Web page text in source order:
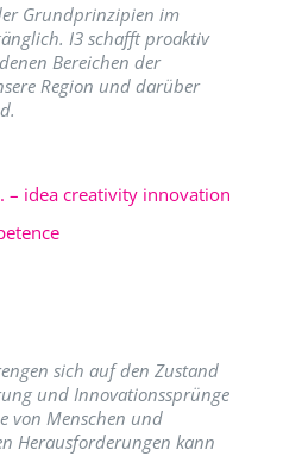
Grundprinzipien im
I3 schafft proaktiv
Bereichen der
Region und darüber
– idea creativity innovation
sich auf den Zustand
und Innovationssprünge
von Menschen und
Herausforderungen kann